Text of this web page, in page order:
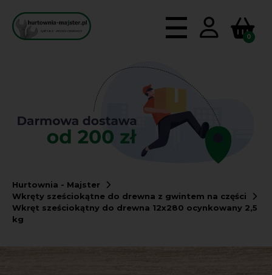
0
Hurtownia - Majster
Wkręty sześciokątne do drewna z gwintem na części
Wkręt sześciokątny do drewna 12x280 ocynkowany 2,5
kg